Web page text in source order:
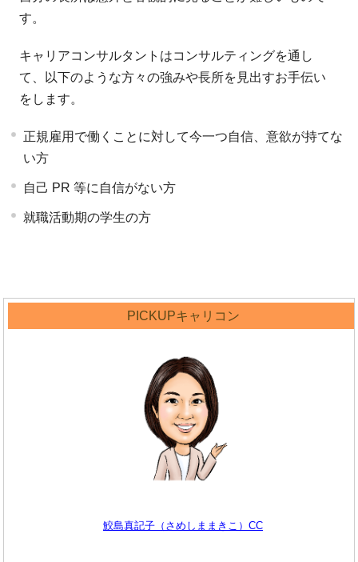
す。
キャリアコンサルタントはコンサルティングを通し
て、以下のような方々の強みや長所を見出すお手伝い
をします。
正規雇用で働くことに対して今一つ自信、意欲が持てな
い方
自己 PR 等に自信がない方
就職活動期の学生の方
PICKUPキャリコン
鮫島真記子（さめしままきこ）CC